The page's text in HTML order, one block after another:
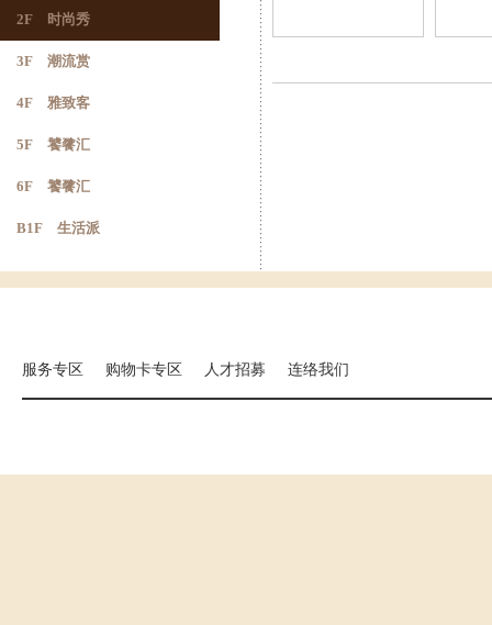
2F 时尚秀
3F 潮流赏
4F 雅致客
5F 饕餮汇
6F 饕餮汇
B1F 生活派
服务专区 购物卡专区 人才招募 连络我们